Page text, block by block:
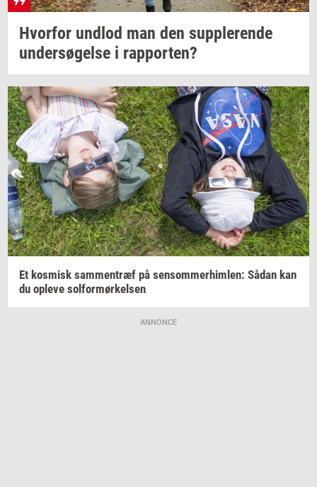
Hvor­for und­lod man den sup­ple­ren­de
un­der­sø­gel­se i rap­por­ten?
Et kos­misk sam­men­træf på sen­som­mer­him­len: Sådan kan
du op­le­ve sol­for­mør­kel­sen
ANNONCE